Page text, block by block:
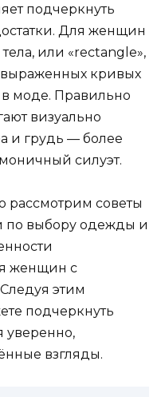
подчеркнуть
Для женщин
или «rectangle»,
кривых
моде. Правильно
визуально
и грудь — более
силуэт.
рассмотрим советы
по выбору одежды и
женщин с
этим
подчеркнуть
уверенно,
взгляды.